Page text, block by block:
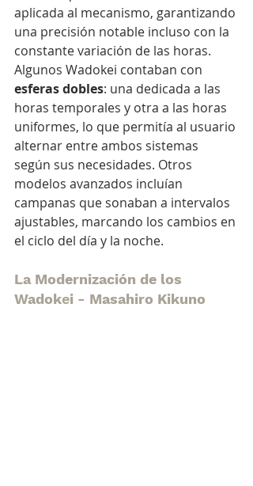
aplicada al mecanismo, garantizando
una precisión notable incluso con la
constante variación de las horas.
Algunos Wadokei contaban con
esferas dobles: una dedicada a las
horas temporales y otra a las horas
uniformes, lo que permitía al usuario
alternar entre ambos sistemas
según sus necesidades. Otros
modelos avanzados incluían
campanas que sonaban a intervalos
ajustables, marcando los cambios en
el ciclo del día y la noche.
La Modernización de los
Wadokei - Masahiro Kikuno